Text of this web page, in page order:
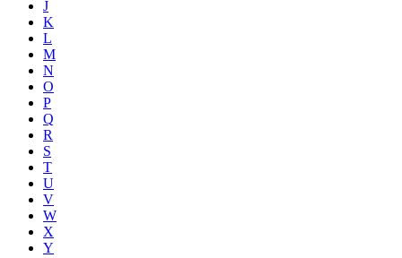
J
K
L
M
N
O
P
Q
R
S
T
U
V
W
X
Y